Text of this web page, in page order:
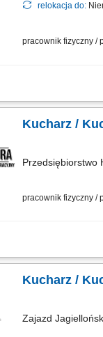
relokacja do:
pracownik fizyczny /
Opis stanowiska
Kucharz /
Przedsiębiorstwo
pracownik fizyczny /
Twoje główne
Kucharz /
Zajazd